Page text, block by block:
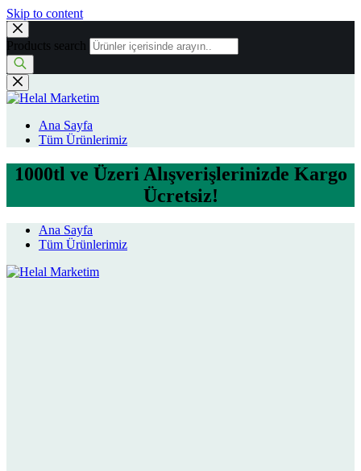
Skip to content
Products search
Ana Sayfa
Tüm Ürünlerimiz
1000tl ve Üzeri Alışverişlerinizde Kargo
Ücretsiz!
Ana Sayfa
Tüm Ürünlerimiz